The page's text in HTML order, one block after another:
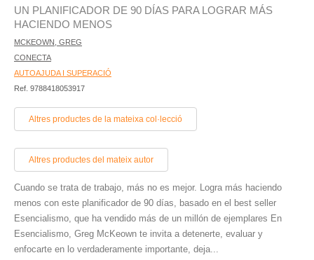
UN PLANIFICADOR DE 90 DÍAS PARA LOGRAR MÁS
HACIENDO MENOS
MCKEOWN, GREG
CONECTA
AUTOAJUDA I SUPERACIÓ
Ref. 9788418053917
Altres productes de la mateixa col·lecció
Altres productes del mateix autor
Cuando se trata de trabajo, más no es mejor. Logra más haciendo
menos con este planificador de 90 días, basado en el best seller
Esencialismo, que ha vendido más de un millón de ejemplares En
Esencialismo, Greg McKeown te invita a detenerte, evaluar y
enfocarte en lo verdaderamente importante, deja...